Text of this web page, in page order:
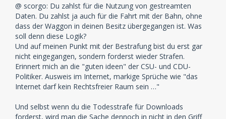
@ scorgo: Du zahlst für die Nutzung von gestreamten
Daten. Du zahlst ja auch für die Fahrt mit der Bahn, ohne
dass der Waggon in deinen Besitz übergegangen ist. Was
soll denn diese Logik?
Und auf meinen Punkt mit der Bestrafung bist du erst gar
nicht eingegangen, sondern forderst wieder Strafen.
Erinnert mich an die "guten ideen" der CSU- und CDU-
Politiker. Ausweis im Internet, markige Sprüche wie "das
Internet darf kein Rechtsfreier Raum sein …"
Und selbst wenn du die Todesstrafe für Downloads
forderst, wird man die Sache dennoch in nicht in den Griff